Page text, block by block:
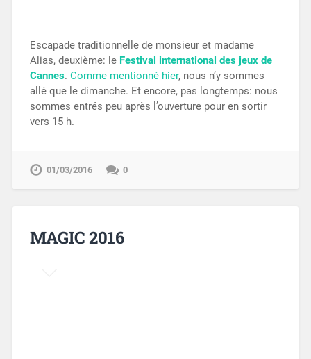
Escapade traditionnelle de monsieur et madame
Alias, deuxième: le Festival international des jeux de
Cannes. Comme mentionné hier, nous n’y sommes
allé que le dimanche. Et encore, pas longtemps: nous
sommes entrés peu après l’ouverture pour en sortir
vers 15 h.
01/03/2016 0
MAGIC 2016